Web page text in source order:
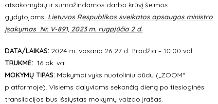
atsakomybių ir sumažindamos darbo krūvį šeimos
gydytojams: Lietuvos Respublikos sveikatos apsaugos ministro
įsakymas Nr. V-891, 2023 m. rugpjūčio 2 d.
DATA/LAIKAS: 2024 m. vasario 26-27 d. Pradžia – 10.00 val.
TRUKMĖ: 16 ak. val.
MOKYMŲ TIPAS: Mokymai vyks nuotoliniu būdu („ZOOM“
platformoje). Visiems dalyviams sekančią dieną po tiesioginės
transliacijos bus išsiųstas mokymų vaizdo įrašas.